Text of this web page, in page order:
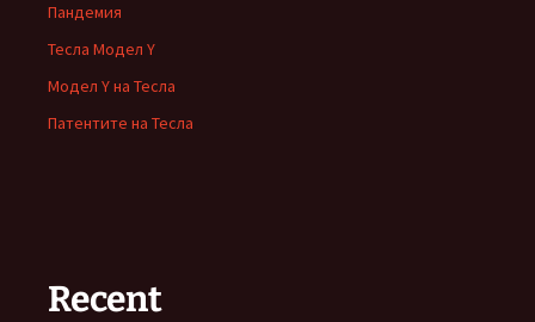
Пандемия
Тесла Модел Y
Модел Y на Тесла
Патентите на Тесла
Recent